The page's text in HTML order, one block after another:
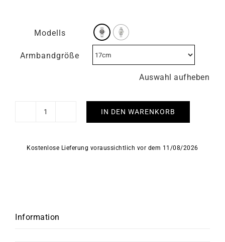
Modells
Armbandgröße
Auswahl aufheben
HERBELIN
Skeleton
IN DEN WARENKORB
Kostenlose Lieferung voraussichtlich vor dem 11/08/2026
Information